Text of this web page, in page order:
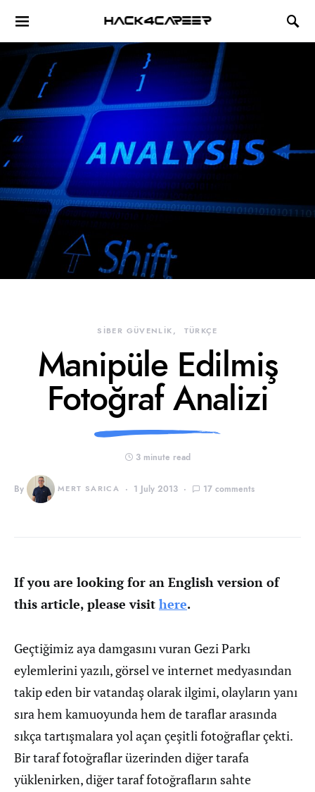
Hack4Career
SİBER GÜVENLİK TÜRKÇE
Manipüle Edilmiş
Fotoğraf Analizi
3 minute read
By MERT SARICA 1 July 2013 17 comments
If you are looking for an English version of
this article, please visit here.
Geçtiğimiz aya damgasını vuran Gezi Parkı
eylemlerini yazılı, görsel ve internet medyasından
takip eden bir vatandaş olarak ilgimi, olayların yanı
sıra hem kamuoyunda hem de taraflar arasında
sıkça tartışmalara yol açan çeşitli fotoğraflar çekti.
Bir taraf fotoğraflar üzerinden diğer tarafa
yüklenirken, diğer taraf fotoğrafların sahte